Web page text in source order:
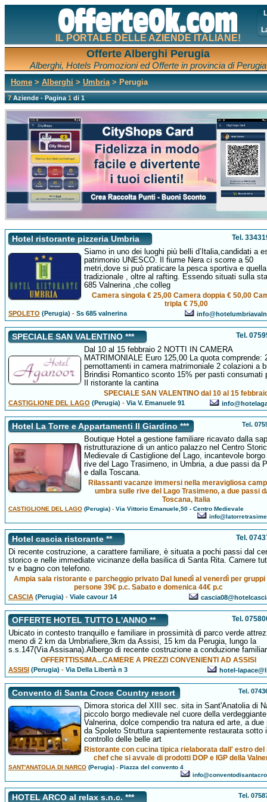
IL PORTALE DELLE AZIENDE ITALIANE!
Offerte Alberghi Perugia
Alberghi, Hotels Promozioni ed Offerte in provincia di Perugia
Home > Alberghi > Umbria> Perugia
7Aziende - Pagina1di 1
Hotel ristorante pizzeria Umbria Tel.
Siamo in uno dei luoghi più belli d’Italia,candidati a
patrimonio UNESCO. Il fiume Nera ci scorre a 50
metri,dove si può praticare la pesca sportiva e quella
tradizionale , oltre al rafting. Essendo situati sulla
685 Valnerina ,che colleg
Camera singola € 25,00 Camera doppia € 50,00
tripla € 75,00
SPOLETO (Perugia) -Ss 685 valnerina
SPECIALE SAN VALENTINO *** Tel.
Dal 10 al 15 febbraio 2 NOTTI IN CAMERA
MATRIMONIALE Euro 125,00 La quota comprende:
pernottamenti in camera matrimoniale 2 colazioni a
Brindisi Romantico sconto 15% per pasti consumati
Il ristorante la cantina
SPECIALE SAN VALENTINO dal 10 al 15
CASTIGLIONE DEL LAGO (Perugia) -Via V. Emanuele 91
Hotel La Torre e Appartamenti Il Giardino *** Tel.
Boutique Hotel a gestione familiare ricavato dalla
ristrutturazione di un antico palazzo nel Centro
Medievale di Castiglione del Lago, incantevole
rive del Lago Trasimeno, in Umbria, a due passi da
e dalla Toscana.
Rilassanti vacanze immersi nella meravigliosa
umbra sulle rive del Lago Trasimeno, a due passi
Toscana, Italia
CASTIGLIONE DEL LAGO(Perugia) -Via Vittorio Emanuele,50 - Centro Medievale
Hotel cascia ristorante ** Tel.
Di recente costruzione, a carattere familiare, è situata a pochi passi dal
storico e nelle immediate vicinanze della basilica di Santa Rita. Camere
tv e bagno con telefono.
Ampia sala ristorante e parcheggio privato Dal lunedì al venerdì per gruppi
persone 39€ p.c. Sabato e domenica 44€ p.c
CASCIA(Perugia) -Viale cavour 14
OFFERTE HOTEL TUTTO L'ANNO ** Tel.
Ubicato in contesto tranquillo e familiare in prossimità di parco verde
meno di 2 km da Umbriafiere,3km da Assisi, 15 km da Perugia, lungo la
s.s.147(Via Assisana).Albergo di recente costruzione a conduzione
OFFERTTISSIMA...CAMERE A PREZZI CONVENIENTI AD ASSISI
ASSISI(Perugia) -Via Della Libertà n 3 hotel-
Convento di Santa Croce Country resort Tel.
Dimora storica del XIII sec. sita in Sant'Anatolia di
piccolo borgo medievale nel cuore della verdeggiante
Valnerina, dolce compendio tra natura ed arte, a due
da Spoleto Struttura sapientemente restaurata sotto
controllo delle belle art
Ristorante con cucina tipica rielaborata dall' estro del
chef che si avvale di prodotti DOP e IGP della
SANT'ANATOLIA DI NARCO(Perugia) -Piazza del convento 4
HOTEL ARCO al relax s.n.c. *** Tel.